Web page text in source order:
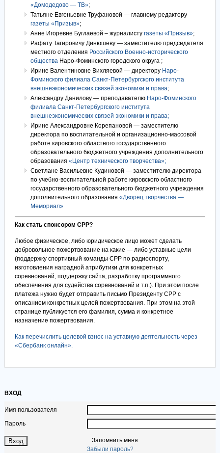
«Домодедово — ТВ»;
Татьяне Евгеньевне Труфановой — главному редактору
газеты «Призыв»;
Анне Игоревне Буглаевой – журналисту газеты «Призыв»;
Рафату Тагировичу Динюшеву — заместителю председателя
местного отделения Российского Военно-исторического
обществаНаро-Фоминского городского округа ;
Ирине Валентиновне Вихляевой — директору Наро-
Фоминского филиала Санкт-Петербургского института
внешнеэкономических связей экономики и права;
Александру Данилову — преподавателю Наро-Фоминского
филиала Санкт-Петербургского института
внешнеэкономических связей экономики и права;
Ирине Александровне Корепановой — заместителю
директора по воспитательной и организационно-массовой
работе кировского областного государственного
образовательного бюджетного учреждения дополнительного
образования «Центр технического творчества»;
Светлане Васильевне Кудиновой — заместителю директора
по учебно-воспитательной работе кировского областного
государственного образовательного бюджетного учреждения
дополнительного образования «Дворец творчества —
Мемориал»
Как стать спонсором СРР?
Любое физическое, либо юридическое лицо может сделать
добровольное пожертвование на какие — либо уставные цели
(поддержку спортивный команды СРР по радиоспорту,
изготовления наградной атрибутики для конкретных
соревнований, поддержку сайта, разработку программного
обеспечения для судейства соревнований и т.п.). При этом после
платежа нужно будет отправить письмо Президенту СРР с
описанием конкретных целей пожертвования. При этом на этой
странице публикуется его фамилия, сумма и конкретное
назначение пожертвования.
Как перечислить целевой взнос на уставную деятельность через
«Сбербанк онлайн».
ВХОД
Имя пользователя
Пароль
Запомнить меня
Забыли пароль?